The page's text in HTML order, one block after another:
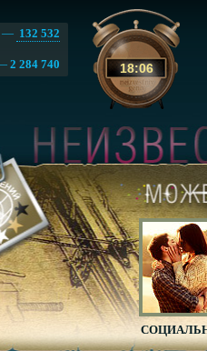
18:06
— 132 532
2 284 740